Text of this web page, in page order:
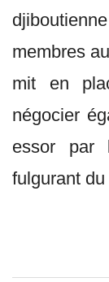
membres
mit en
négocier
essor par
fulgurant